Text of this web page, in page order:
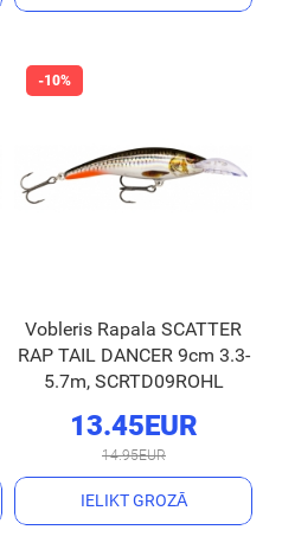
Vobleris Rapala SCATTER
RAP TAIL DANCER 9cm 3.3-
5.7m, SCRTD09ROHL
13.45EUR
14.95EUR
IELIKT GROZĀ